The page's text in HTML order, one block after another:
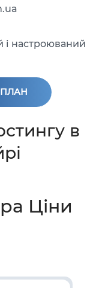
в
і настроюваний
ПЛАН
Ціни